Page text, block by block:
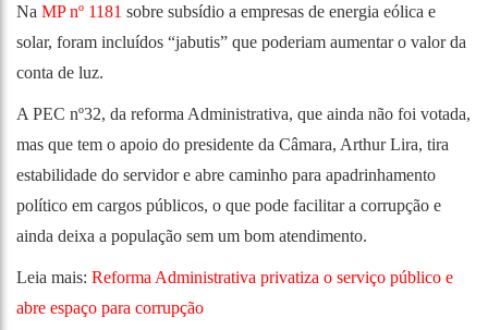
Na MP nº 1181 sobre subsídio a empresas de energia eólica e
solar, foram incluídos “jabutis” que poderiam aumentar o valor da
conta de luz.
A PEC nº32, da reforma Administrativa, que ainda não foi votada,
mas que tem o apoio do presidente da Câmara, Arthur Lira, tira
estabilidade do servidor e abre caminho para apadrinhamento
político em cargos públicos, o que pode facilitar a corrupção e
ainda deixa a população sem um bom atendimento.
Leia mais: Reforma Administrativa privatiza o serviço público e
abre espaço para corrupção